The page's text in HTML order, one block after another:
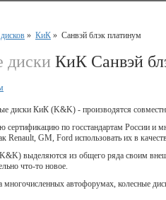
» КиК » Санвэй блэк платинум
диски КиК Санвэй
диски КиК (K&K) - производятся
по госстандартам России и
Renault, GM, Ford использовать их в
выделяются из общего ряда своим
что-то новое.
многочисленных автофорумах, колесные